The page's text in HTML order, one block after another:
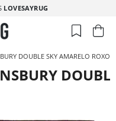
LOVESAYRUG
DOUBLE SKY AMARELO ROXO